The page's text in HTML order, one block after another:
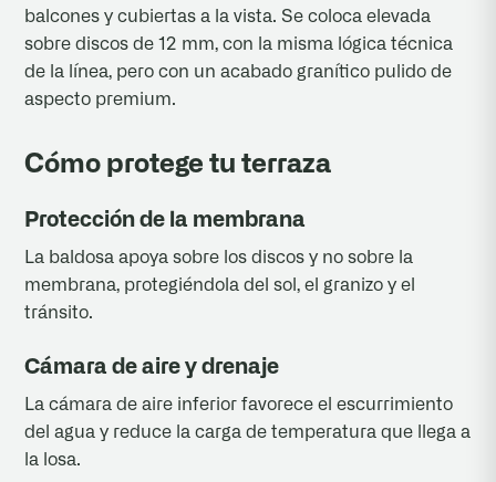
balcones y cubiertas a la vista. Se coloca elevada
sobre discos de 12 mm, con la misma lógica técnica
de la línea, pero con un acabado granítico pulido de
aspecto premium.
Cómo protege tu terraza
Protección de la membrana
La baldosa apoya sobre los discos y no sobre la
membrana, protegiéndola del sol, el granizo y el
tránsito.
Cámara de aire y drenaje
La cámara de aire inferior favorece el escurrimiento
del agua y reduce la carga de temperatura que llega a
la losa.